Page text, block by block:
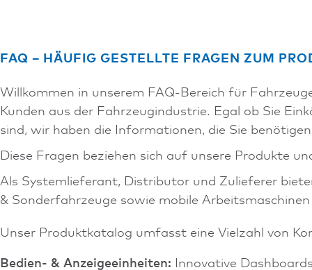
FAQ – HÄUFIG GESTELLTE FRAGEN ZUM
Willkommen in unserem FAQ-Bereich für
Kunden aus der Fahrzeugindustrie. Egal ob Sie
sind, wir haben die Informationen, die Sie
Diese Fragen beziehen sich auf unsere Produkte
Als Systemlieferant, Distributor und Zulieferer
& Sonderfahrzeuge sowie mobile
Unser Produktkatalog umfasst eine Vielzahl von
Bedien- & Anzeigeeinheiten: Innovative